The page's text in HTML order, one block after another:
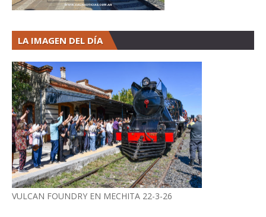
LA IMAGEN DEL DÍA
VULCAN FOUNDRY EN MECHITA 22-3-26